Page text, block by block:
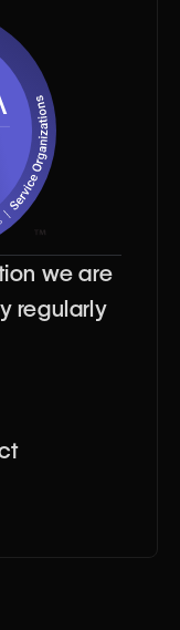
we are
regularly